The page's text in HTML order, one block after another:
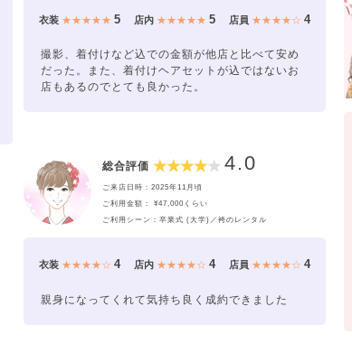
衣装 ★★★★★5 店内 ★★★★★ 5 店員 ★★★★☆ 4
撮影、着付けなど込での金額が他店と比べて安め
だった。また、着付けヘアセットが込ではないお
店もあるのでとても良かった。
総合評価 4.0
ご来店日時：2025年11月頃
ご利用金額： ¥47,000くらい
ご利用シーン：卒業式 (大学)／袴のレンタル
衣装 ★★★★☆4 店内 ★★★★☆ 4 店員 ★★★★☆ 4
親身になってくれて気持ち良く成約できました